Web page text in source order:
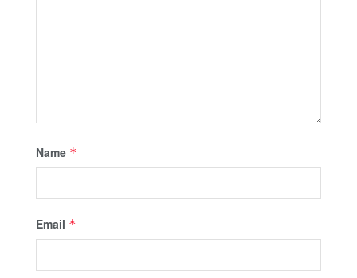
Name *
Email *